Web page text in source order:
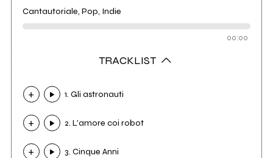
Cantautoriale, Pop, Indie
00:00
TRACKLIST
1. Gli astronauti
2. L'amore coi robot
3. Cinque Anni